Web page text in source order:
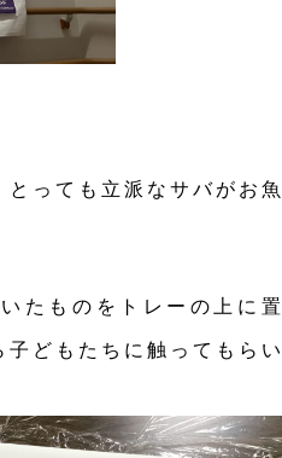
とっても立派なサバがお魚
たものをトレーの上に置
どもたちに触ってもらい